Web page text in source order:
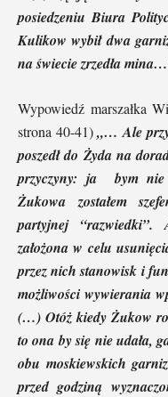
posiedzeniu Biura
Kulikow wybił dwa
na świecie zrzedła
Wypowiedź marszałka
strona 40-41)„… Ale
poszedł do Żyda na
przyczyny: ja bym nie
Żukowa zostałem
partyjnej “razwiedki”.
założona w celu
przez nich stanowisk i
możliwości wywierania
(…) Otóż kiedy Żukow
to ona by się nie udała,
obu moskiewskich
przed godziną